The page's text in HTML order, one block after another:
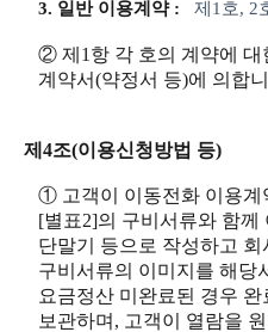
3. 일반 이용계약 : 제1호, 2
② 제1항 각 호의 계약에 대
계약서(약정서 등)에 의합
제4조(이용신청방법 등)
① 고객이 이동전화 이용계
[별표2]의 구비서류와 함
단말기 등으로 작성하고
구비서류의 이미지를 해당
요금정산 미완료된 경우 완
보관하며, 고객이 열람을